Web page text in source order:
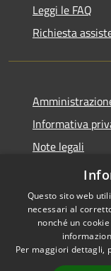
Leggi le FAQ
Richiesta
Informativa
Note legali
Dichiarazione
Accessibilità
Questo sito web
necessari al
nonché un
Per maggiori dettagli,